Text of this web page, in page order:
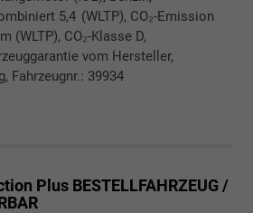
5,4 (WLTP), CO₂-Emission
(WLTP), CO₂-Klasse D,
vom Hersteller,
Fahrzeugnr.: 39934
drucken
Plus BESTELLFAHRZEUG /